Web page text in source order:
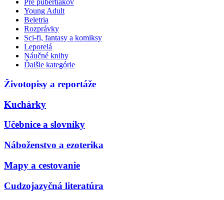
Pre pubertiakov
Young Adult
Beletria
Rozprávky
Sci-fi, fantasy a komiksy
Leporelá
Náučné knihy
Ďalšie kategórie
Životopisy a reportáže
Kuchárky
Učebnice a slovníky
Náboženstvo a ezoterika
Mapy a cestovanie
Cudzojazyčná literatúra